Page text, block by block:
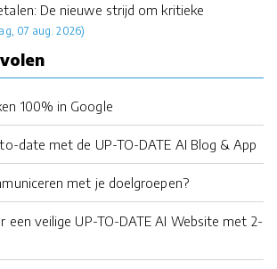
De nieuwe strijd om kritieke
07 aug. 2026)
100% in Google
date met de UP-TO-DATE AI Blog & App
met je doelgroepen?
een veilige UP-TO-DATE AI Website met 2-